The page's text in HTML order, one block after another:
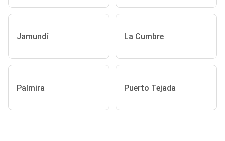
Jamundí La Cumbre
Palmira Puerto Tejada